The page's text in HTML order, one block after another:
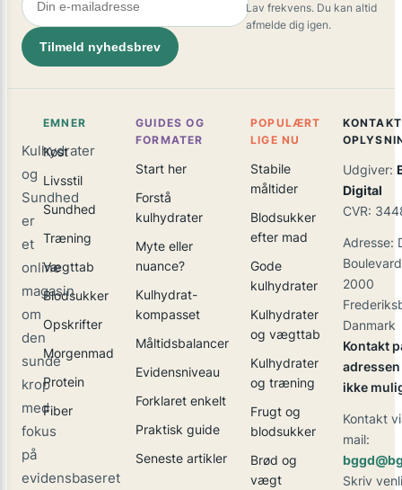
Tilmeld nyhedsbrev
Lav frekvens. Du kan altid
afmelde dig igen.
Kulhydrater
og
Sundhed
er
et
online
magasin
om
den
sunde
krop
med
fokus
på
evidensbaseret
EMNER
Kost
Livsstil
Sundhed
Træning
Vægttab
Blodsukker
Opskrifter
Morgenmad
Protein
Fiber
GUIDES OG
FORMATER
Start her
Forstå
kulhydrater
Myte eller
nuance?
Kulhydrat-
kompasset
Måltidsbalancer
Evidensniveau
Forklaret enkelt
Praktisk guide
Seneste artikler
POPULÆRT
LIGE NU
Stabile
måltider
Blodsukker
efter mad
Gode
kulhydrater
Kulhydrater
og vægttab
Kulhydrater
og træning
Frugt og
blodsukker
Brød og
vægt
Udgiver:
Digital
CVR:
Adresse:
2000
Danmark
Kontakt
adressen
ikke
Kontakt
mail:
Skriv